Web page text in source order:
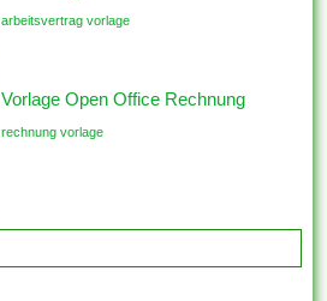
arbeitsvertrag vorlage
Vorlage Open Office Rechnung
rechnung vorlage